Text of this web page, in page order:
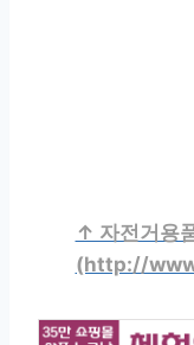
↑ 자전거용
(http://